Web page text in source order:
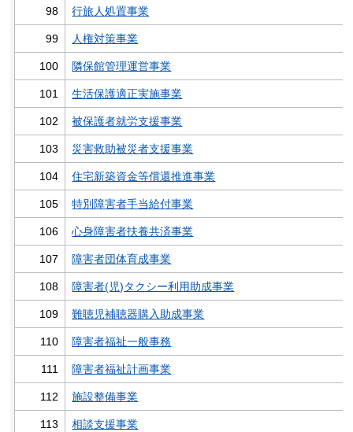
98 行旅人処置事業
99 人権対策事業
100 隣保館管理運営事業
101 生活保護適正実施事業
102 被保護者就労支援事業
103 災害救助被災者支援事業
104 住宅新築資金等償還推進事業
105 特別障害者手当給付事業
106 心身障害者扶養共済事業
107 障害者団体育成事業
108 障害者(児)タクシー利用助成事業
109 難聴児補聴器購入助成事業
110 障害者福祉一般事務
111 障害者福祉計画事業
112 施設整備事業
113 相談支援事業